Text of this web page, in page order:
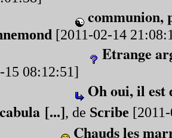
communion,
[2011-02-14
Etrange
15 08:12:51]
Oh oui, il est
[...], de Scribe
Chauds les